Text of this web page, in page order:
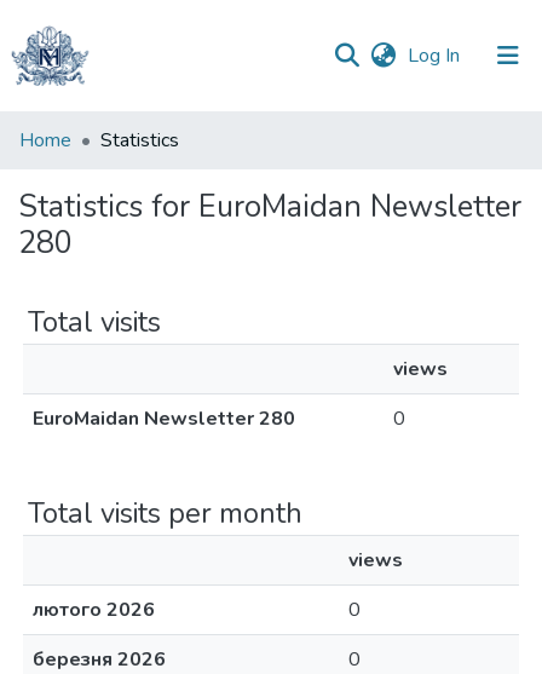
Log In (current)
Communities
Collections
All of DSpace
Home Statistics
Statistics for EuroMaidan Newsletter
280
Total visits
views
EuroMaidan Newsletter 280
0
Total visits per month
views
лютого 2026
0
березня 2026
0